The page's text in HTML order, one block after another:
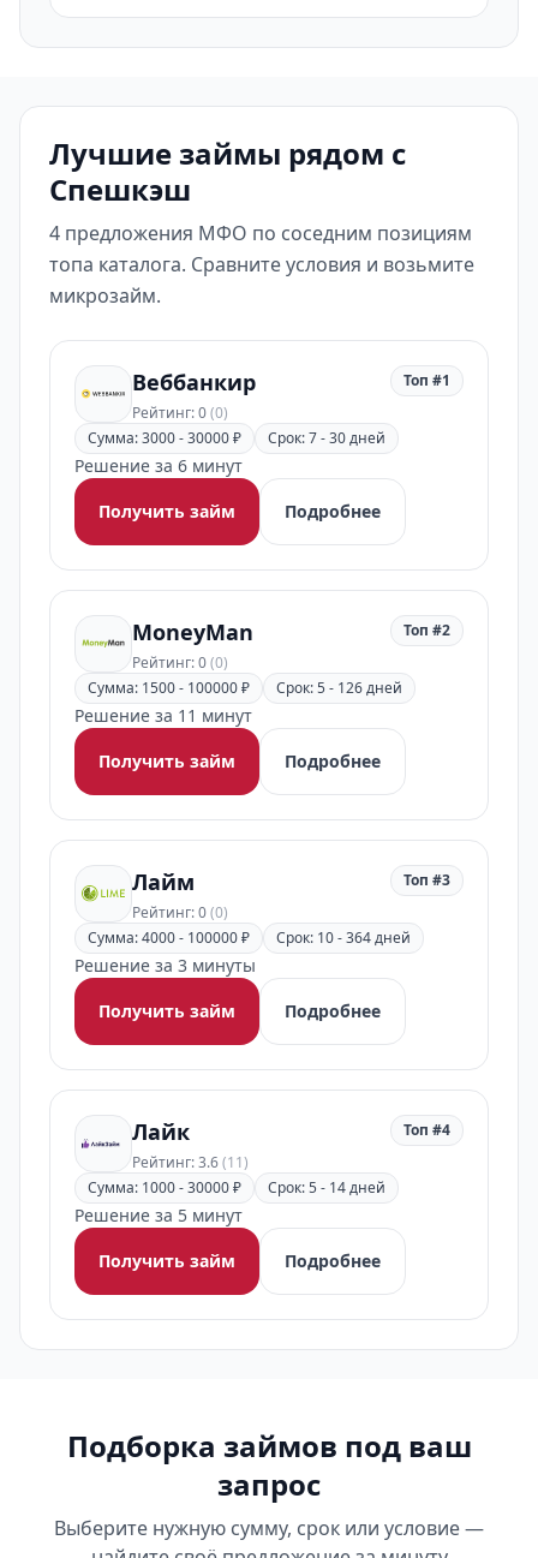
Лучшие займы рядом с
Спешкэш
4 предложения МФО по соседним позициям
топа каталога. Сравните условия и возьмите
микрозайм.
Веббанкир
Рейтинг: 0(0)
Топ #1
Сумма: 3000 - 30000 ₽ Срок: 7 - 30 дней
Решение за 6 минут
Получить займ
Подробнее
MoneyMan
Рейтинг: 0(0)
Топ #2
Сумма: 1500 - 100000 ₽ Срок: 5 - 126 дней
Решение за 11 минут
Получить займ
Подробнее
Лайм
Рейтинг: 0(0)
Топ #3
Сумма: 4000 - 100000 ₽ Срок: 10 - 364 дней
Решение за 3 минуты
Получить займ
Подробнее
Лайк
Рейтинг: 3.6(11)
Топ #4
Сумма: 1000 - 30000 ₽ Срок: 5 - 14 дней
Решение за 5 минут
Получить займ
Подробнее
Подборка займов под ваш
запрос
Выберите нужную сумму, срок или условие —